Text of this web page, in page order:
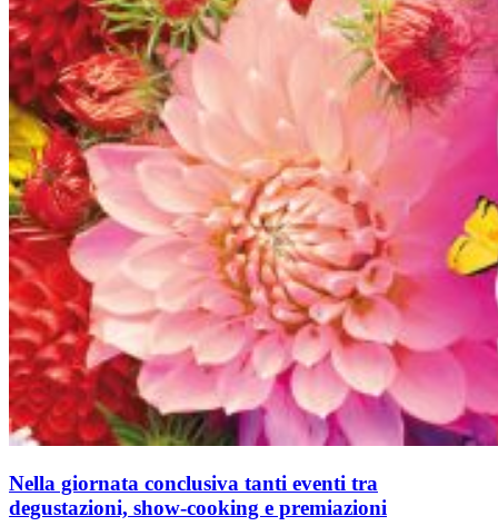
Nella giornata conclusiva tanti eventi tra
degustazioni, show-cooking e premiazioni